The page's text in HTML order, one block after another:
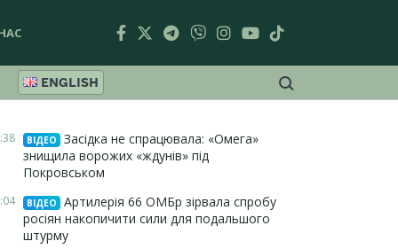
ENGLISH
ВІДЕО
Засідка не спрацювала: «Омега»
знищила ворожих «ждунів» під
Покровськом
ВІДЕО
Артилерія 66 ОМБр зірвала спробу
росіян накопичити сили для подальшого
штурму